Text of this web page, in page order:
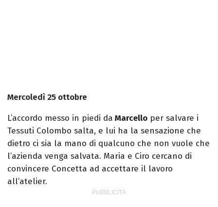
Mercoledì 25 ottobre
L’accordo messo in piedi da Marcello per salvare i
Tessuti Colombo salta, e lui ha la sensazione che
dietro ci sia la mano di qualcuno che non vuole che
l’azienda venga salvata. Maria e Ciro cercano di
convincere Concetta ad accettare il lavoro
all’atelier.